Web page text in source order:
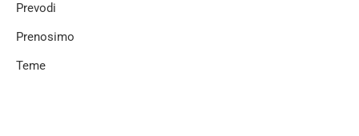
Prevodi
Prenosimo
Teme